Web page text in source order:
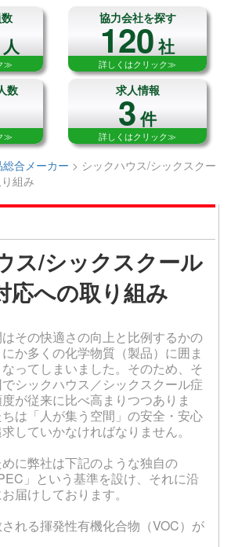
人
≫
協力会社を探す
120社
詳しくはクリック≫
数
≫
求人情報
3件
詳しくはクリック≫
合メーカー > シックハウス/シックスクー
組み
ス/シックスクール
への取り組み
その快適さの向上と比例するかの
か多くの化学物質（製品）に囲ま
ってしまいました。そのため、そ
シックハウス／シックスクール症
が従来に比べ高まりつつありま
は「人が集う空間」の安全・安心
していかなければなりません。
に弊社は下記のような独自の
」という基準を設け、それに沿
届けしております。
れる揮発性有機化合物（VOC）が